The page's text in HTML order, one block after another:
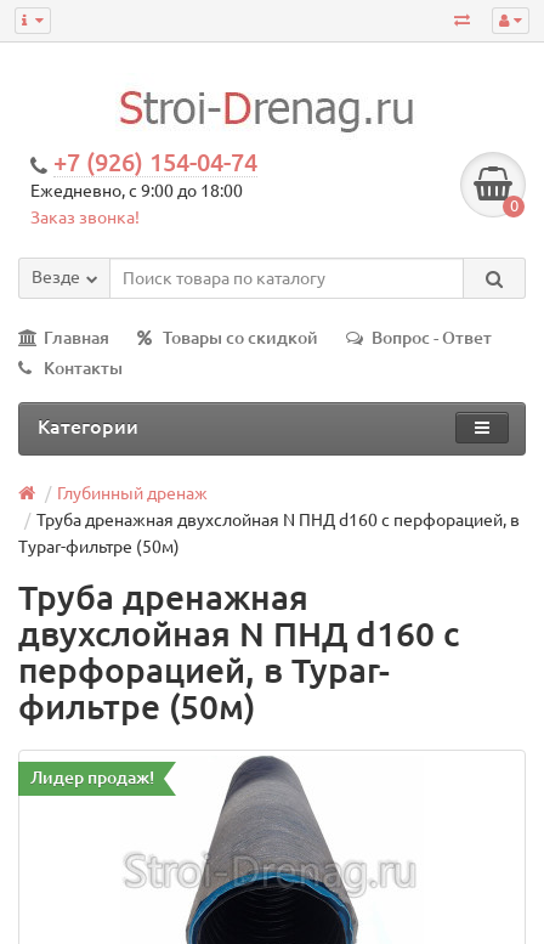
+7 (926) 154-04-74
Ежедневно, с 9:00 до 18:00
Заказ звонка!
0
Везде
Главная Товары со скидкой
Вопрос - Ответ
Контакты
Категории
Глубинный дренаж
Труба дренажная двухслойная N ПНД d160 с перфорацией, в
Typar-фильтре (50м)
Труба дренажная
двухслойная N ПНД d160 с
перфорацией, в Typar-
фильтре (50м)
Лидер продаж!